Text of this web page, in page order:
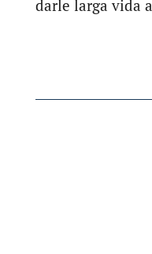
darle larga vida